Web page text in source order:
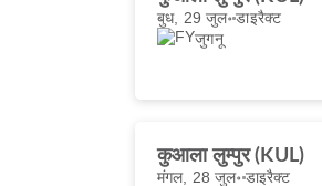
बुध, 29 जुल॰डाइरैक्ट
जुगनू
कुआला लुम्पुर (KUL)
मंगल, 28 जुल॰ डाइरैक्ट